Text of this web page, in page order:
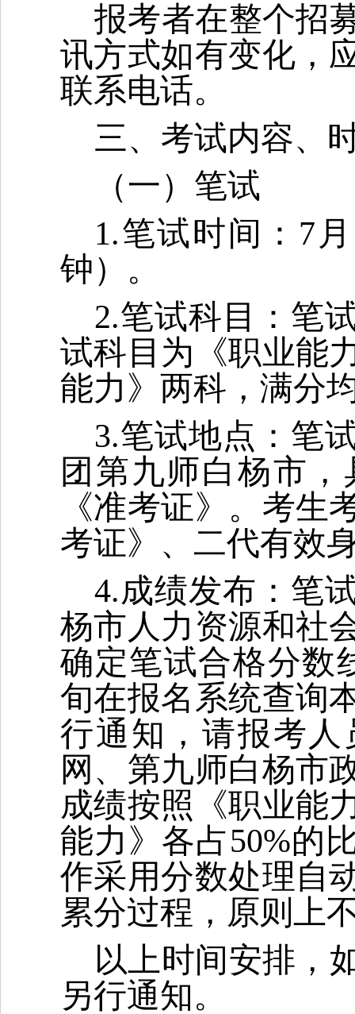
报考者在整个招
讯方式如有变化，
联系电话。
三、考试内容、
（一）笔试
1.笔试时间：7
钟）。
2.笔试科目：笔
试科目为《职业能
能力》两科，满分
3.笔试地点：笔
团第九师白杨市
《准考证》。考生
考证》、二代有效
4.成绩发布：笔
杨市人力资源和社
确定笔试合格分数
旬在报名系统查询
行通知，请报考
网、第九师白杨市
成绩按照《职业能
能力》各占50%的
作采用分数处理自
累分过程，原则上
以上时间安排，
另行通知。